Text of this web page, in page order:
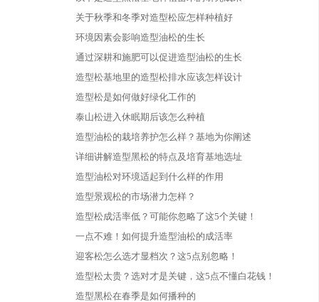
关于秋季和冬季对造型松应怎样种植好
环境因素会影响造型油松的生长
通过深耕和施肥可以促进造型油松的生长
造型松基地里的造型松排水应该怎样设计
造型松是如何做好绿化工作的
泰山松进入休眠期后该怎么种植
造型油松的栽培养护怎么样？基地为你阐述
详细讲解造型黑松的特点及培育基地选址
造型油松对环境适起到什么样的作用
造型景观松的市场潜力怎样？
造型松成活率低？可能你忽略了这5个关键！
一点不难！如何提升造型油松的成活率
迎客松怎么选才显档次？这5点别忽略！
造型松太贵？选对才是关键，这5点不懂白花钱！
造型黑松在春季是如何播种的